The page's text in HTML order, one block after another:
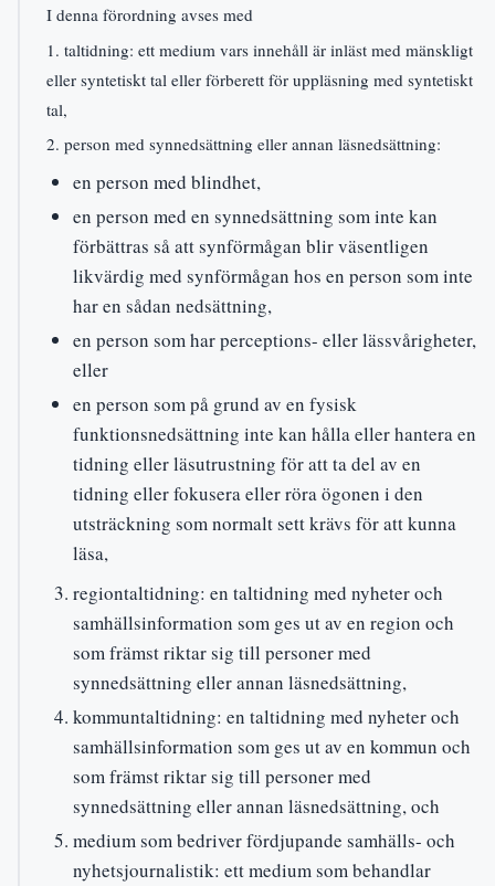
I denna förordning avses med
1. taltidning: ett medium vars innehåll är inläst med mänskligt
eller syntetiskt tal eller förberett för uppläsning med syntetiskt
tal,
2. person med synnedsättning eller annan läsnedsättning:
en person med blindhet,
en person med en synnedsättning som inte kan
förbättras så att synförmågan blir väsentligen
likvärdig med synförmågan hos en person som inte
har en sådan nedsättning,
en person som har perceptions- eller lässvårigheter,
eller
en person som på grund av en fysisk
funktionsnedsättning inte kan hålla eller hantera en
tidning eller läsutrustning för att ta del av en
tidning eller fokusera eller röra ögonen i den
utsträckning som normalt sett krävs för att kunna
läsa,
regiontaltidning: en taltidning med nyheter och
samhällsinformation som ges ut av en region och
som främst riktar sig till personer med
synnedsättning eller annan läsnedsättning,
kommuntaltidning: en taltidning med nyheter och
samhällsinformation som ges ut av en kommun och
som främst riktar sig till personer med
synnedsättning eller annan läsnedsättning, och
medium som bedriver fördjupande samhälls- och
nyhetsjournalistik: ett medium som behandlar